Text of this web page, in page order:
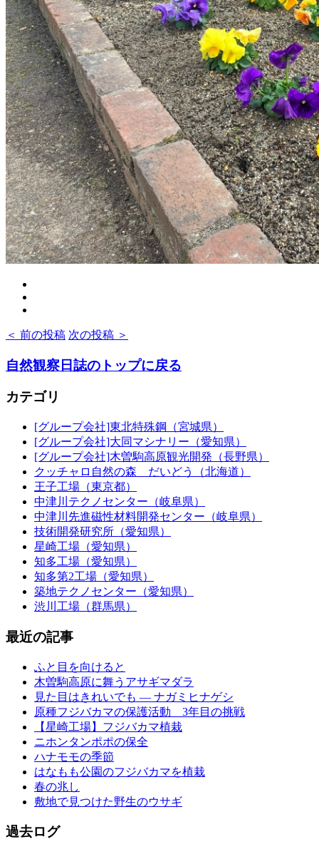
＜ 前の投稿 次の投稿 ＞
自然観察日誌のトップに戻る
カテゴリ
[グループ会社]東北特殊鋼（宮城県）
[グループ会社]大同マシナリー（愛知県）
[グループ会社]木曽駒高原観光開発（長野県）
クッチャロ自然の森 だいどう（北海道）
王子工場（東京都）
中津川テクノセンター（岐阜県）
中津川先進磁性材料開発センター（岐阜県）
技術開発研究所（愛知県）
星崎工場（愛知県）
知多工場（愛知県）
知多第2工場（愛知県）
築地テクノセンター（愛知県）
渋川工場（群馬県）
最近の記事
ふと目を向けると
木曽駒高原に舞うアサギマダラ
見た目はきれいでも ― ナガミヒナゲシ
原種フジバカマの保護活動 3年目の挑戦
【星崎工場】フジバカマ植栽
ニホンタンポポの保全
ハナモモの季節
はなもも公園のフジバカマを植栽
春の兆し
敷地で見つけた野生のウサギ
過去ログ